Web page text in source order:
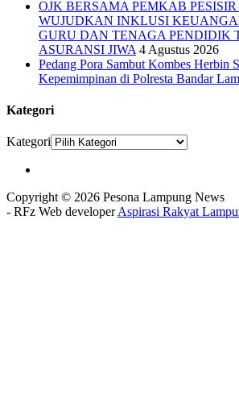
OJK BERSAMA PEMKAB
WUJUDKAN INKLUSI
GURU DAN TENAGA PENDIDIK
ASURANSI JIWA 4 Agustus 2026
Pedang Pora Sambut Kombes Herbin
Kepemimpinan di Polresta Bandar
Kategori
Kategori
Copyright © 2026 Pesona Lampung News
- RFz Web developerAspirasi Rakyat